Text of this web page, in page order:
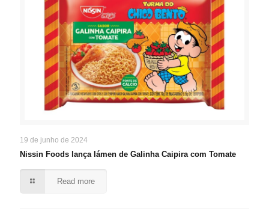
19 de junho de 2024
Nissin Foods lança lámen de Galinha Caipira com Tomate
Read more